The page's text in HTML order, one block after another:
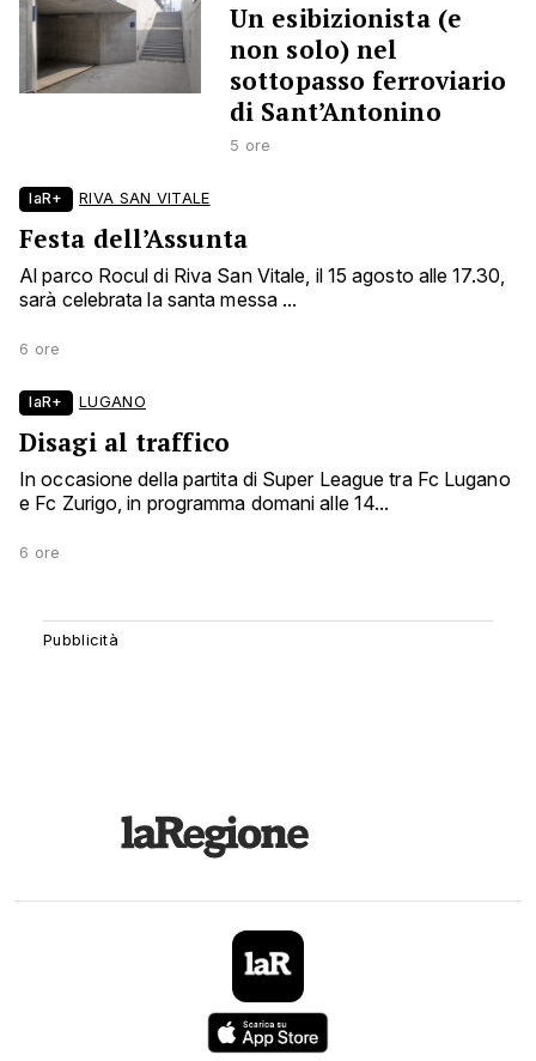
Un esibizionista (e
non solo) nel
sottopasso ferroviario
di Sant’Antonino
5 ore
laR+ RIVA SAN VITALE
Festa dell’Assunta
Al parco Rocul di Riva San Vitale, il 15 agosto alle 17.30,
sarà celebrata la santa messa ...
6 ore
laR+ LUGANO
Disagi al traffico
In occasione della partita di Super League tra Fc Lugano
e Fc Zurigo, in programma domani alle 14...
6 ore